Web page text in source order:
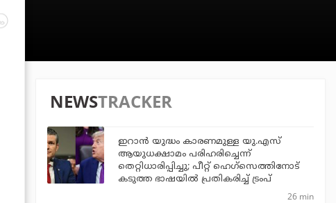
NEWSTRACKER
ഇറാന്‍ യുദ്ധം കാരണമുള്ള യു.എസ്
ആയുധക്ഷാമം പരിഹരിച്ചെന്ന്
തെറ്റിധാരിപ്പിച്ചു; പീറ്റ് ഹെഗ്‌സെത്തിനോട്
കടുത്ത ഭാഷയില്‍ പ്രതികരിച്ച് ട്രംപ്
26 min